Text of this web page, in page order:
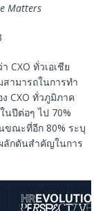
Matters
า CXO ทั่วเอเชีย
ามารถในการทำ
CXO ทั่วภูมิภาค
นปีต่อๆ ไป 70%
ขณะที่อีก 80% ระบุ
ลักดันสำคัญในการ